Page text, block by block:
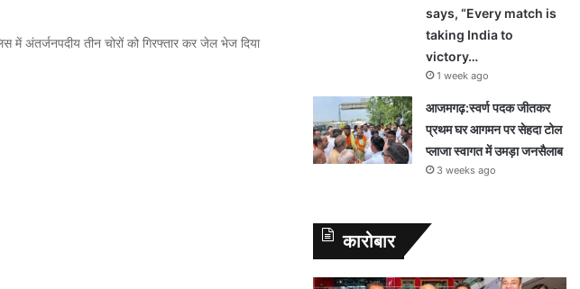
में अंतर्जनपदीय तीन चोरों को गिरफ्तार कर जेल भेज दिया
says, “Every match is
taking India to
victory…
1 week ago
आजमगढ़:स्वर्ण पदक जीतकर
प्रथम घर आगमन पर सेहदा टोल
प्लाजा स्वागत में उमड़ा जनसैलाब
3 weeks ago
कारोबार